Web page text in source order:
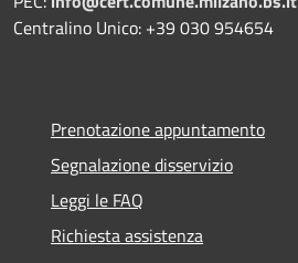
Centralino Unico: +39 030 954654
Prenotazione appuntamento
Segnalazione disservizio
Leggi le FAQ
Richiesta assistenza